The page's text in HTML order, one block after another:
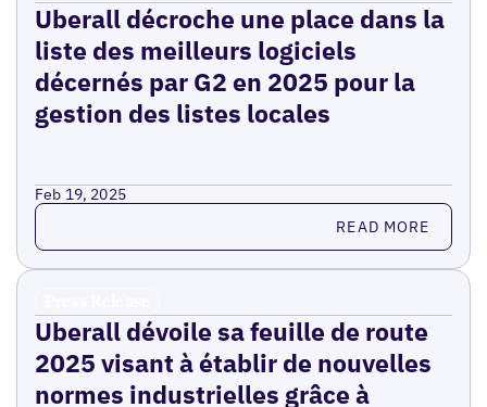
Uberall décroche une place dans la
liste des meilleurs logiciels
décernés par G2 en 2025 pour la
gestion des listes locales
Feb 19, 2025
Read more READ MORE
Uberall dévoile sa feuille de route
2025 visant à établir de nouvelles
normes industrielles grâce à